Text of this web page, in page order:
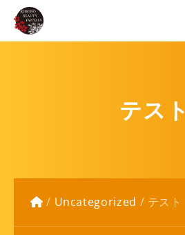
テスト
/ Uncategorized / テスト